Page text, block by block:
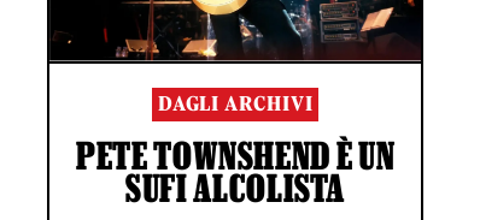
DAGLI ARCHIVI
PETE TOWNSHEND È UN
SUFI ALCOLISTA